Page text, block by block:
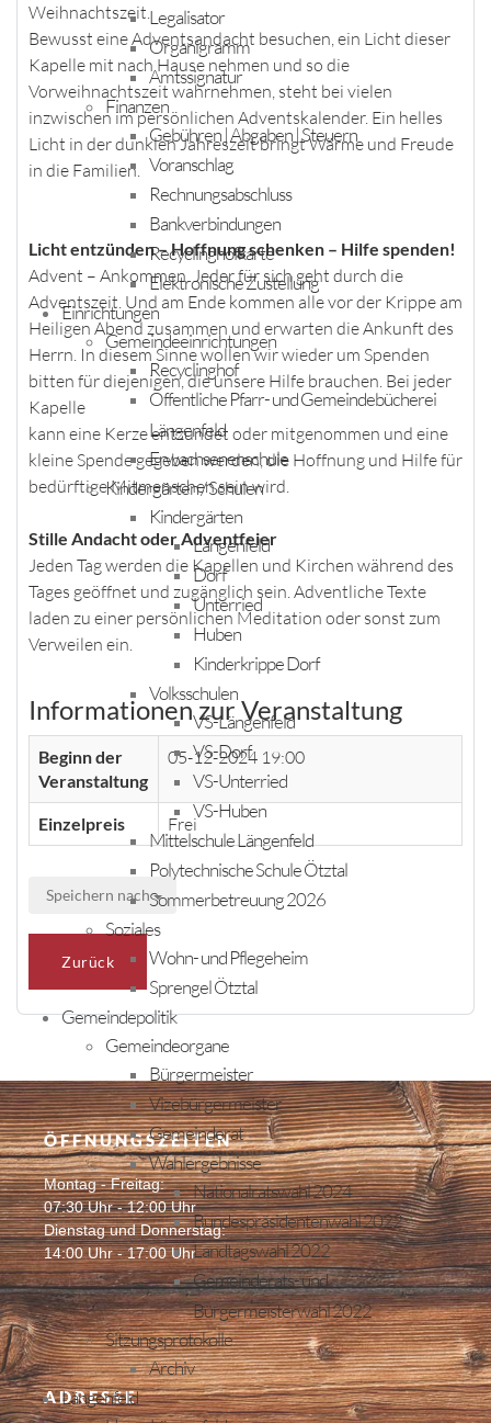
Legalisator
Organigramm
Amtssignatur
Finanzen
Gebühren | Abgaben | Steuern
Voranschlag
Rechnungsabschluss
Bankverbindungen
Recyclinghofkarte
Elektronische Zustellung
Einrichtungen
Gemeindeeinrichtungen
Recyclinghof
Öffentliche Pfarr- und Gemeindebücherei
Längenfeld
Erwachsenenschule
Kindergärten / Schulen
Kindergärten
Längenfeld
Dorf
Unterried
Huben
Kinderkrippe Dorf
Volksschulen
VS-Längenfeld
VS-Dorf
VS-Unterried
VS-Huben
Mittelschule Längenfeld
Polytechnische Schule Ötztal
Sommerbetreuung 2026
Soziales
Wohn- und Pflegeheim
Sprengel Ötztal
Gemeindepolitik
Gemeindeorgane
Bürgermeister
Vizebürgermeister
Gemeinderat
Wahlergebnisse
Nationalratswahl 2024
Bundespräsidentenwahl 2022
Landtagswahl 2022
Gemeinderats- und
Bürgermeisterwahl 2022
Sitzungsprotokolle
Archiv
Längenfeld
Weihnachtszeit.
Bewusst eine Adventsandacht besuchen, ein Licht dieser
Kapelle mit nach Hause nehmen und so die
Vorweihnachtszeit wahrnehmen, steht bei vielen
inzwischen im persönlichen Adventskalender. Ein helles
Licht in der dunklen Jahreszeit bringt Wärme und Freude
in die Familien.
Licht entzünden – Hoffnung schenken – Hilfe spenden!
Advent – Ankommen. Jeder für sich geht durch die
Adventszeit. Und am Ende kommen alle vor der Krippe am
Heiligen Abend zusammen und erwarten die Ankunft des
Herrn. In diesem Sinne wollen wir wieder um Spenden
bitten für diejenigen, die unsere Hilfe brauchen. Bei jeder
Kapelle
kann eine Kerze entzündet oder mitgenommen und eine
kleine Spende gegeben werden, die Hoffnung und Hilfe für
bedürftige Mitmenschen sein wird.
Stille Andacht oder Adventfeier
Jeden Tag werden die Kapellen und Kirchen während des
Tages geöffnet und zugänglich sein. Adventliche Texte
laden zu einer persönlichen Meditation oder sonst zum
Verweilen ein.
Informationen zur Veranstaltung
Beginn der
Veranstaltung
05-12-2024 19:00
Einzelpreis Frei
Speichern nach
Zurück
ÖFFNUNGSZEITEN
Montag - Freitag:
07:30 Uhr - 12:00 Uhr
Dienstag und Donnerstag:
14:00 Uhr - 17:00 Uhr
ADRESSE